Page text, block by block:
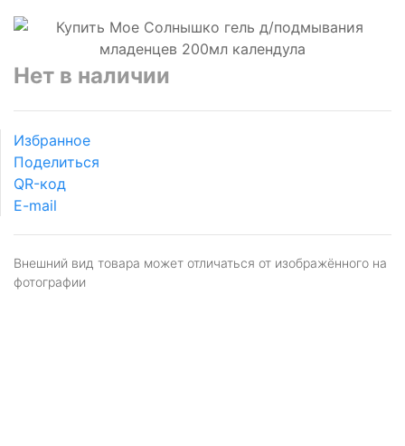
Нет в наличии
Избранное
Поделиться
QR-код
E-mail
Внешний вид товара может отличаться от изображённого на
фотографии